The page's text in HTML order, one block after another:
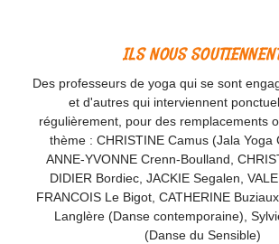
ILS NOUS
Des professeurs de yoga qui se sont
et d'autres qui interviennent
régulièrement, pour des remplacements
thème : CHRISTINE Camus (Jala Yoga
ANNE-YVONNE Crenn-Boulland,
DIDIER Bordiec, JACKIE Segalen,
FRANCOIS Le Bigot, CATHERINE
Langlère (Danse contemporaine),
(Danse du Sensible)